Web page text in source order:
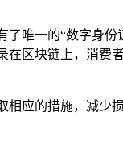
唯一的“数字身份
区块链上，消费
应的措施，减少